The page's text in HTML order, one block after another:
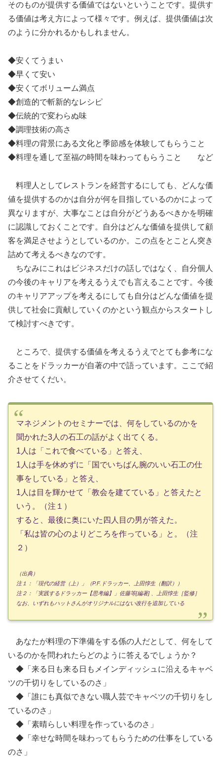
そのものが提供する価値ではないということです。提供す
る価値は考え方によって様々です。例えば、提供価値は次
のように分かれるかもしれません。
◆安くてうまい
◆早くて安い
◆安くてボリューム満点
◆創造的で斬新的なレシピ
◆伝統的で変わらぬ味
◆調理技術の高さ
◆料理の背景にある文化と季節感を体験してもらうこと
◆料理を通して至福の時間を味わってもらうこと など
料理人としてレストランを経営するにしても、どんな価
値を提供するのかは自分が何を目指しているのかによって
異なりますが、大事なことは自分がどうあるべきかを明確
に認識しておくことです。自分はどんな価値を提供して顧
客を満足させようとしているのか。この点をとことん突き
詰めて考えるべきなのです。
ちなみにこれはビジネスだけの話しではなく、自分個人
の今後のキャリアを考えるうえでも言えることです。今後
のキャリアアップを考えるにしても自分はどんな価値を提
供して社会に貢献していくのかという観点からスタートし
て検討すべきです。
ところで、提供する価値を考えるうえでとても参考にな
ることをドラッカーが自著の中で語っています。ここで紹
介させてくだい。
マネジメントのセミナーでは、何をしているのかを
聞かれた3人の石工の話がよく出てくる。
1人は「これで食べている」と答え、
1人は手を休めずに「国でいちばん腕のいい石工の仕
事をしている」と答え、
1人は目を輝かせて「教会を建てている」と答えたと
いう。（注１）
すると、最後に奥にいた四人目の男が答えた。
「私は皆の心のよりどころを作っている」と。（注
２）
（出典）
注１：「現代の経営（上）」（P.F.ドラッカー、上田惇生（翻訳））
注２：「実践するドラッカー【思考編】」佐藤等[編著] 、上田惇生［監修］
なお、いずれもハットさんがオリジナルにはない改行を追加している
あなたが料理の下準備をする係の人だとして、何をして
いるのかを問われたらどのように答えるでしょうか？
◆「来る日も来る日もメインディッシュに沿えるキャベ
ツの千切りをしているのさ」
◆「誰にも真似できない職人芸でキャベツの千切りをし
ているのさ」
◆「素晴らしい料理を作っているのさ」
◆「幸せな時間を味わってもらうための仕事をしている
のさ」